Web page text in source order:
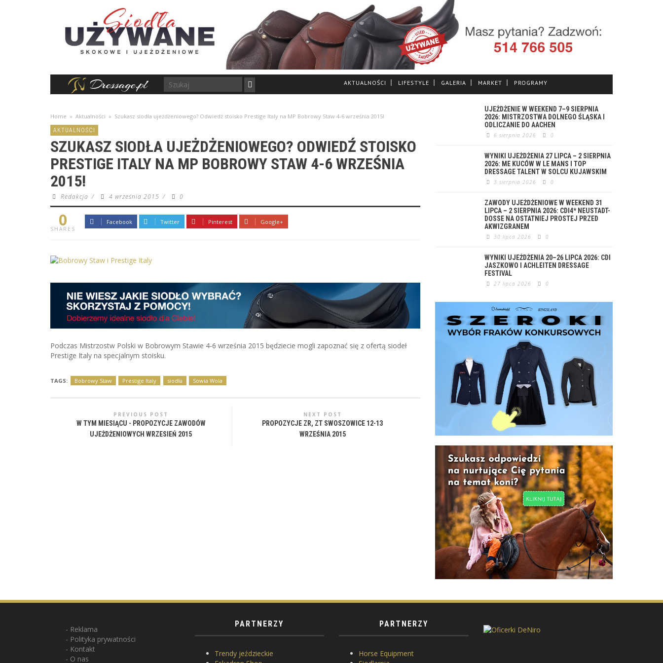
AKTUALNOŚCI LIFESTYLE GALERIA MARKET PROGRAMY
Home » Aktualności » Szukasz siodła ujeżdżeniowego? Odwiedź stoisko Prestige Italy na MP Bobrowy Staw 4-6 września 2015!
AKTUALNOŚCI
SZUKASZ SIODŁA UJEŻDŻENIOWEGO? ODWIEDŹ STOISKO
PRESTIGE ITALY NA MP BOBROWY STAW 4-6 WRZEŚNIA
2015!
Redakcja / 4 września 2015 / 0
0
SHARES
Facebook Twitter Pinterest Google+
Podczas Mistrzostw Polski w Bobrowym Stawie 4-6 września 2015 będziecie mogli zapoznać się z ofertą siodeł
Prestige Italy na specjalnym stoisku.
TAGS: Bobrowy Staw Prestige Italy siodła Sowia Wola
PREVIOUS POST
W TYM MIESIĄCU - PROPOZYCJE ZAWODÓW
UJEŻDŻENIOWYCH WRZESIEŃ 2015
NEXT POST
PROPOZYCJE ZR, ZT SWOSZOWICE 12-13
WRZEŚNIA 2015
UJEŻDŻENIE W WEEKEND 7–9 SIERPNIA
2026: MISTRZOSTWA DOLNEGO ŚLĄSKA I
ODLICZANIE DO AACHEN
6 sierpnia 2026 0
WYNIKI UJEŻDŻENIA 27 LIPCA – 2 SIERPNIA
2026: ME KUCÓW W LE MANS I TOP
DRESSAGE TALENT W SOLCU KUJAWSKIM
3 sierpnia 2026 0
ZAWODY UJEŻDŻENIOWE W WEEKEND 31
LIPCA – 2 SIERPNIA 2026: CDI4* NEUSTADT-
DOSSE NA OSTATNIEJ PROSTEJ PRZED
AKWIZGRANEM
30 lipca 2026 0
WYNIKI UJEŻDŻENIA 20–26 LIPCA 2026: CDI
JASZKOWO I ACHLEITEN DRESSAGE
FESTIVAL
27 lipca 2026 0
Reklama
Polityka prywatności
Kontakt
O nas
PARTNERZY
Trendy jeździeckie
PARTNERZY
Horse Equipment